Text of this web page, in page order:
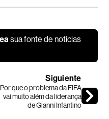
sua fonte de notícias
Siguiente
Por que o problema da FIFA
vai muito além da liderança
de Gianni Infantino